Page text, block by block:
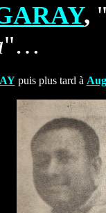
,
"…
puis plus tard à